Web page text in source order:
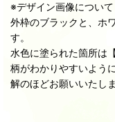
※デザイン画像について
外枠のブラックと、ホ
す。
水色に塗られた箇所は
柄がわかりやすいよう
解のほどお願いいたしま